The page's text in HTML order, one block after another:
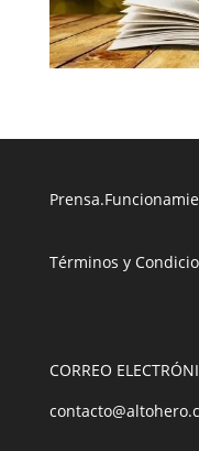
Prensa.
Términos y
CORREO